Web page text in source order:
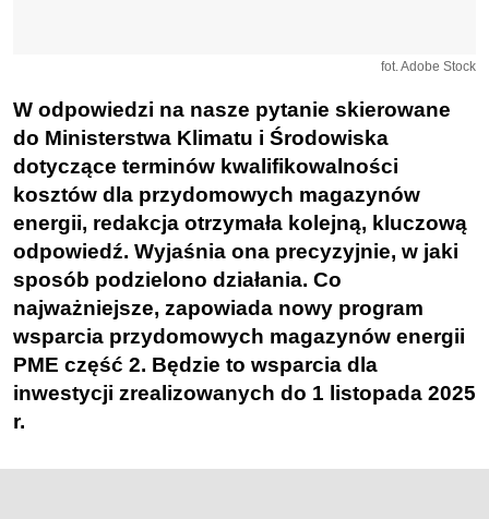
fot. Adobe Stock
W odpowiedzi na nasze pytanie skierowane
do Ministerstwa Klimatu i Środowiska
dotyczące terminów kwalifikowalności
kosztów dla przydomowych magazynów
energii, redakcja otrzymała kolejną, kluczową
odpowiedź. Wyjaśnia ona precyzyjnie, w jaki
sposób podzielono działania. Co
najważniejsze, zapowiada nowy program
wsparcia przydomowych magazynów energii
PME część 2. Będzie to wsparcia dla
inwestycji zrealizowanych do 1 listopada 2025
r.